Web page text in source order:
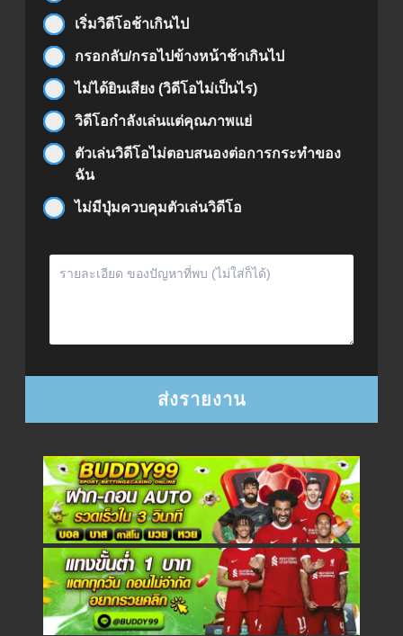
เริ่มวิดีโอช้าเกินไป
กรอกลับ/กรอไปข้างหน้าช้าเกินไป
ไม่ได้ยินเสียง (วิดีโอไม่เป็นไร)
วิดีโอกำลังเล่นแต่คุณภาพแย่
ตัวเล่นวิดีโอไม่ตอบสนองต่อการกระทำของ
ฉัน
ไม่มีปุ่มควบคุมตัวเล่นวิดีโอ